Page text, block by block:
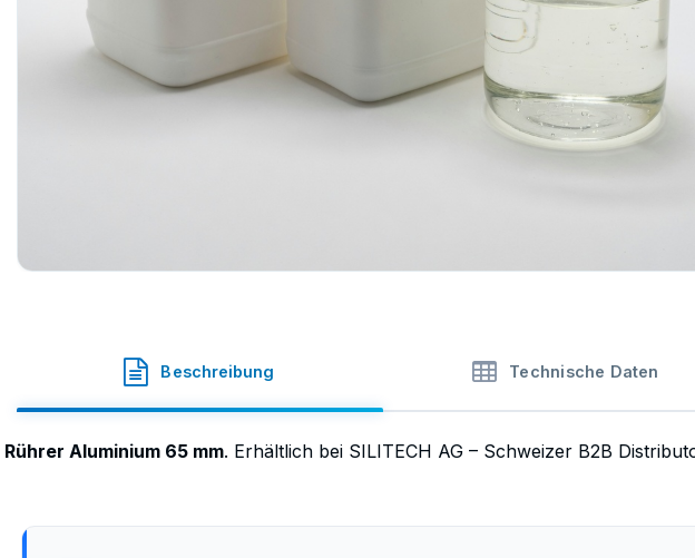
Beschreibung Technische Daten
Rührer Aluminium 65 mm. Erhältlich bei SILITECH AG – Schweizer B2B